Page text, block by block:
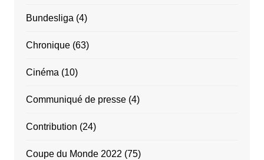
Bundesliga (4)
Chronique(63)
Cinéma (10)
Communiqué de presse(4)
Contribution (24)
Coupe du Monde 2022 (75)